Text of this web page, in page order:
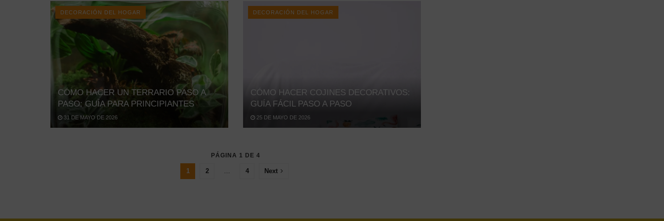
DECORACIÓN DEL HOGAR
CÓMO HACER UN TERRARIO PASO A
PASO: GUÍA PARA PRINCIPIANTES
31 DE MAYO DE 2026
DECORACIÓN DEL HOGAR
CÓMO HACER COJINES DECORATIVOS:
GUÍA FÁCIL PASO A PASO
25 DE MAYO DE 2026
PÁGINA 1 DE 4
1 2 4 Next